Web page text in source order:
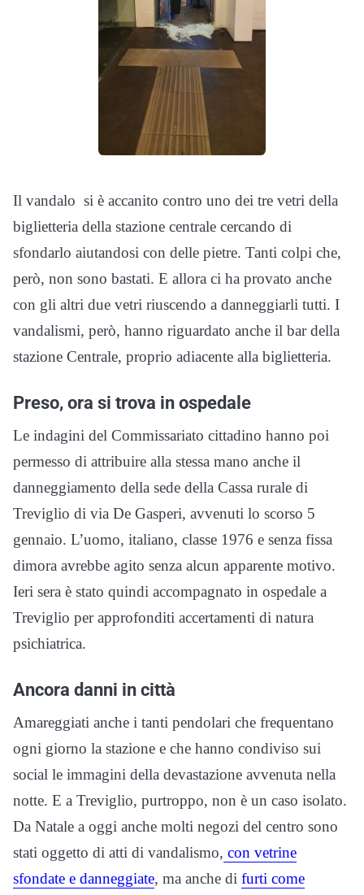
Il vandalo si è accanito contro uno dei tre vetri della
biglietteria della stazione centrale cercando di
sfondarlo aiutandosi con delle pietre. Tanti colpi che,
però, non sono bastati. E allora ci ha provato anche
con gli altri due vetri riuscendo a danneggiarli tutti. I
vandalismi, però, hanno riguardato anche il bar della
stazione Centrale, proprio adiacente alla biglietteria.
Preso, ora si trova in ospedale
Le indagini del Commissariato cittadino hanno poi
permesso di attribuire alla stessa mano anche il
danneggiamento della sede della Cassa rurale di
Treviglio di via De Gasperi, avvenuti lo scorso 5
gennaio. L’uomo, italiano, classe 1976 e senza fissa
dimora avrebbe agito senza alcun apparente motivo.
Ieri sera è stato quindi accompagnato in ospedale a
Treviglio per approfonditi accertamenti di natura
psichiatrica.
Ancora danni in città
Amareggiati anche i tanti pendolari che frequentano
ogni giorno la stazione e che hanno condiviso sui
social le immagini della devastazione avvenuta nella
notte. E a Treviglio, purtroppo, non è un caso isolato.
Da Natale a oggi anche molti negozi del centro sono
stati oggetto di atti di vandalismo, con vetrine
sfondate e danneggiate, ma anche di furti come